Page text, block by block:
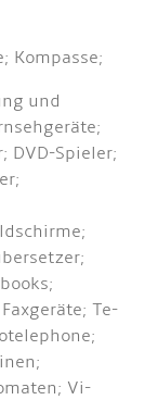
Kompasse;
und
DVD-Spieler;
Te-
Vi-